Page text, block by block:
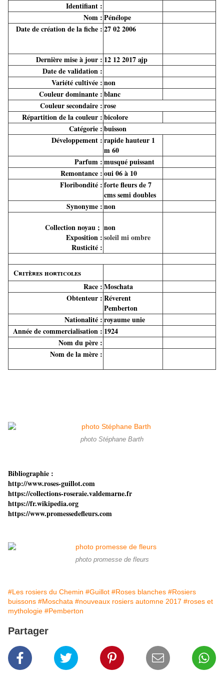
Identifiant :
Nom :Pénélope
Date de création de la fiche :27 02 2006
Dernière mise à jour : 12 12 2017 ajp
Date de validation :
Variété cultivée :non
Couleur dominante :blanc
Couleur secondaire :rose
Répartition de la couleur :bicolore
Catégorie :buisson
Développement :rapide hauteur 1
m 60
Parfum :musqué puissant
Remontance :oui 06 à 10
Floribondité :forte fleurs de 7
cms semi doubles
Synonyme :non
Collection noyau ;
Exposition :
Rusticité :
non
soleil mi ombre
Critères horticoles
Race :Moschata
Obtenteur :Réverent
Pemberton
Nationalité :royaume unie
Année de commercialisation : 1924
Nom du père :
Nom de la mère :
photo Stéphane Barth
Bibliographie :
http://www.roses-guillot.com
https://collections-roseraie.valdemarne.fr
https://fr.wikipedia.org
https://www.promessedefleurs.com
photo promesse de fleurs
#Les rosiers du Chemin #Guillot #Roses blanches #Rosiers
buissons #Moschata #nouveaux rosiers automne 2017 #roses et
mythologie #Pemberton
Partager